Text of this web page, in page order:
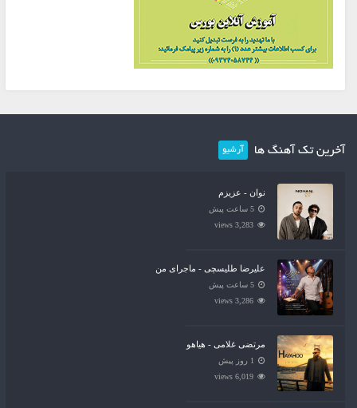
آخرین تک آهنگ ها آرشیو
نوان - عزیزم
5 ساعت پیش
3,283 views
علیرضا طلیسچی - ماجرای من
5 ساعت پیش
3,286 views
مرتضی غلامی - هیاهو
1 روز پیش
6,019 views